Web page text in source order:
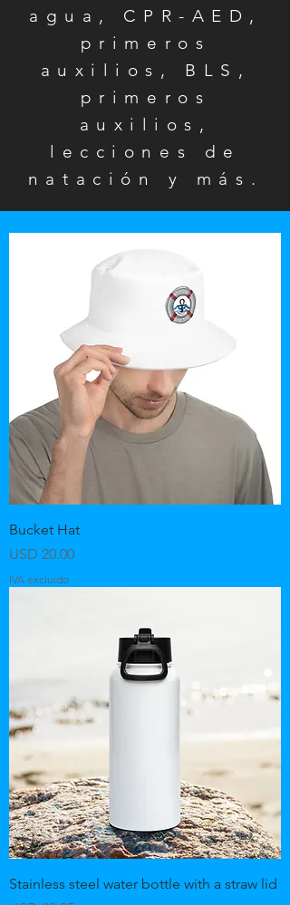
agua, CPR-AED,
primeros
auxilios, BLS,
primeros
auxilios,
lecciones de
natación y más.
Bucket Hat
Precio
USD 20.00
IVA excluido
Stainless steel water bottle with a straw lid